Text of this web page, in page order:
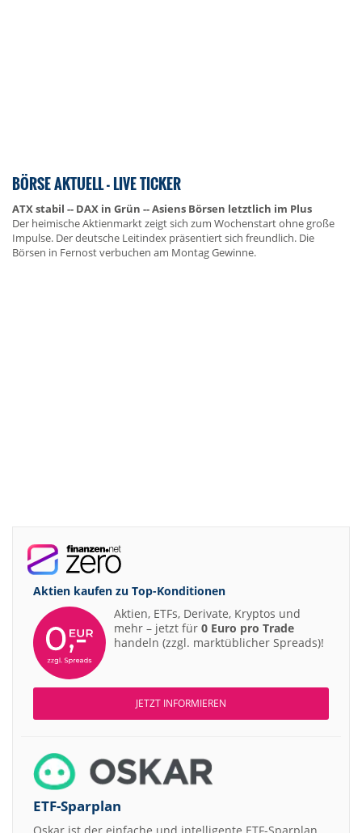
BÖRSE AKTUELL - LIVE TICKER
ATX stabil -- DAX in Grün -- Asiens Börsen letztlich im Plus
Der heimische Aktienmarkt zeigt sich zum Wochenstart ohne große
Impulse. Der deutsche Leitindex präsentiert sich freundlich. Die
Börsen in Fernost verbuchen am Montag Gewinne.
Aktien kaufen zu Top-Konditionen
Aktien, ETFs, Derivate, Kryptos und
mehr – jetzt für 0 Euro pro Trade
handeln (zzgl. marktüblicher Spreads)!
JETZT INFORMIEREN
ETF-Sparplan